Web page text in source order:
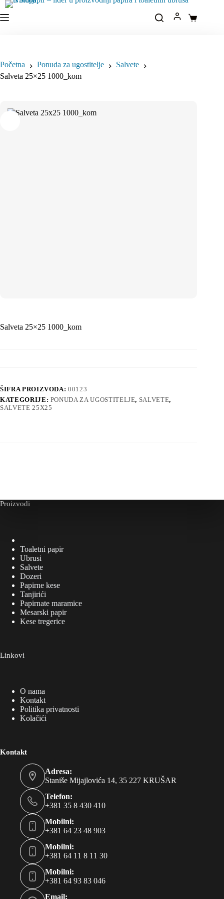
Idi
na
sadržaj
Korpa
Početna Ponuda za ugostitelje
Salvete
Salveta 25×25 1000_kom
Salveta 25×25 1000_kom
ŠIFRA PROIZVODA:00123
KATEGORIJE: PONUDA ZA UGOSTITELJE, SALVETE,
SALVETE 25X25
Proizvodi
Toaletni papir
Ubrusi
Salvete
Dozeri
Papirne kese
Tanjirići
Papirnate maramice
Mesarski papir
Kese tregerice
Linkovi
O nama
Kontakt
Politika privatnosti
Kolačići
Kontakt
Adresa:
Staniše Mijajlovića 14, 35 227 KRUŠAR
Telefon:
+381 35 8 430 410
Mobilni:
+381 64 23 48 903
Mobilni:
+381 64 11 8 11 30
Mobilni:
+381 64 93 83 046
Email: